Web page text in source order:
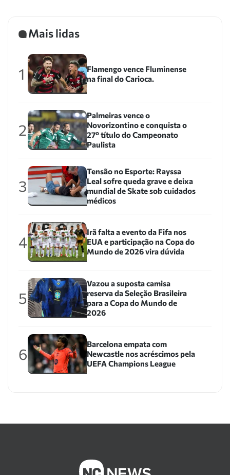
Mais lidas
1
Flamengo vence Fluminense
na final do Carioca.
2
Palmeiras vence o
Novorizontino e conquista o
27º título do Campeonato
Paulista
3
Tensão no Esporte: Rayssa
Leal sofre queda grave e deixa
mundial de Skate sob cuidados
médicos
4
Irã falta a evento da Fifa nos
EUA e participação na Copa do
Mundo de 2026 vira dúvida
5
Vazou a suposta camisa
reserva da Seleção Brasileira
para a Copa do Mundo de
2026
6
Barcelona empata com
Newcastle nos acréscimos pela
UEFA Champions League